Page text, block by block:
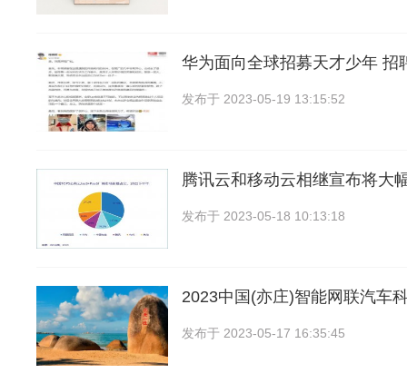
华为面向全球招募天才少年 招
发布于 2023-05-19 13:15:52
腾讯云和移动云相继宣布将大
发布于 2023-05-18 10:13:18
2023中国(亦庄)智能网联汽车
发布于 2023-05-17 16:35:45